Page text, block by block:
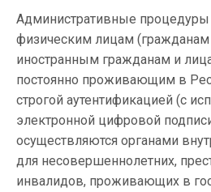
Административные процедуры
физическим лицам (гражданам
иностранным гражданам и
постоянно проживающим в
строгой аутентификацией (с
электронной цифровой
осуществляются органами
для несовершеннолетних,
инвалидов, проживающих в